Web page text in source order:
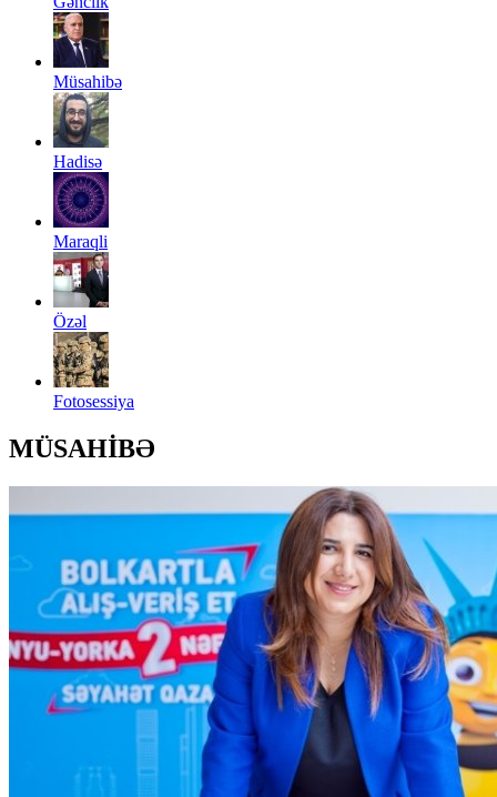
Müsahibə
Hadisə
Maraqli
Özəl
Fotosessiya
MÜSAHİBƏ